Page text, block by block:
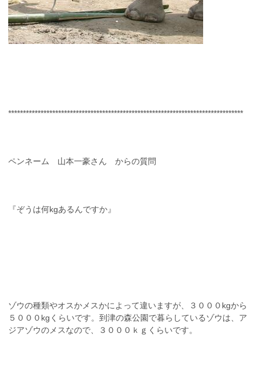
********************************************************************************
ペンネーム 山本一豪さん からの質問
『ぞうは何kgあるんですか』
ゾウの種類やオスかメスかによって違いますが、３０００kgから
５０００kgくらいです。到津の森公園で暮らしているゾウは、ア
ジアゾウのメスなので、３０００ｋｇくらいです。